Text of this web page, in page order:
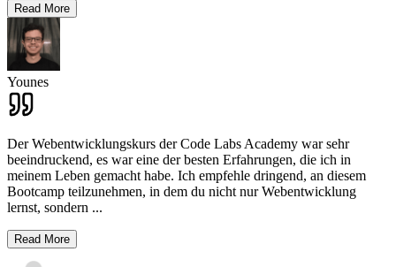
Read More
Younes
Der Webentwicklungskurs der Code Labs Academy war sehr
beeindruckend, es war eine der besten Erfahrungen, die ich in
meinem Leben gemacht habe. Ich empfehle dringend, an diesem
Bootcamp teilzunehmen, in dem du nicht nur Webentwicklung
lernst, sondern ...
Read More